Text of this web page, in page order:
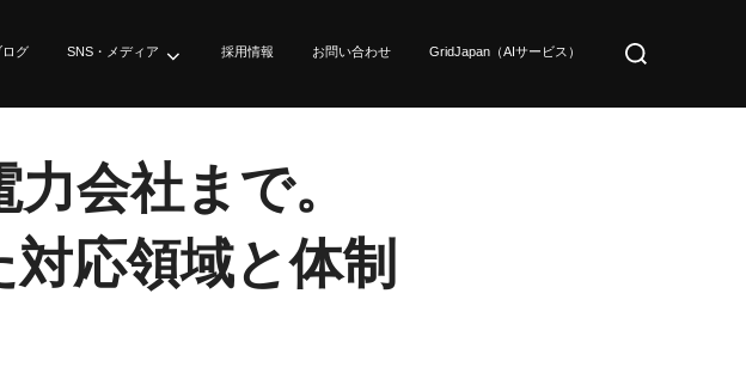
ログ SNS・メディア 採用情報 お問い合わせ GridJapan（AIサービス）
索
会社まで。
応領域と体制